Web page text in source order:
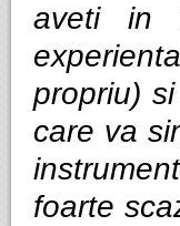
aveti in
propriu)
care va
foarte